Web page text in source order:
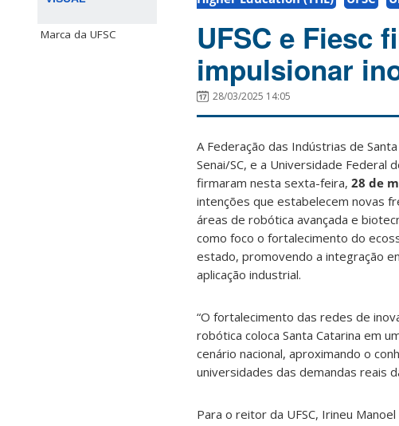
Marca da UFSC
UFSC e Fiesc
impulsionar
28/03/2025 14:05
A Federação das Indústrias de
Senai/SC, e a Universidade Federal
firmaram nesta sexta-feira, 28 de
intenções que estabelecem novas
áreas de robótica avançada e
como foco o fortalecimento do
estado, promovendo a integração
aplicação industrial.
“O fortalecimento das redes de
robótica coloca Santa Catarina em
cenário nacional, aproximando o
universidades das demandas reais
Para o reitor da UFSC, Irineu